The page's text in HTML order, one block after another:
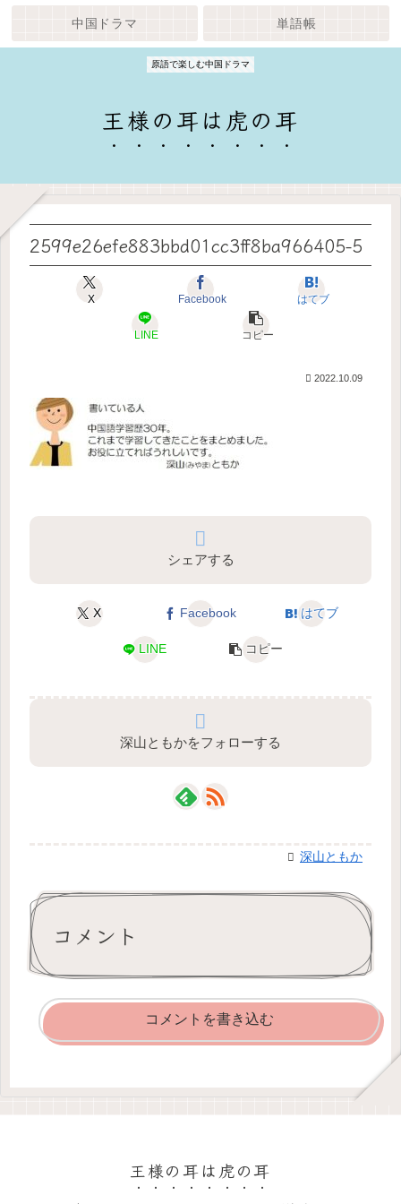
原語で楽しむ中国ドラマ
王様の耳は虎の耳
中国ドラマ 単語帳
2599e26efe883bbd01cc3ff8ba966405-5
X Facebook はてブ
LINE コピー
2022.10.09
シェアする
X Facebook はてブ
LINE コピー
深山ともかをフォローする
深山ともか
コメント
コメントを書き込む
王様の耳は虎の耳